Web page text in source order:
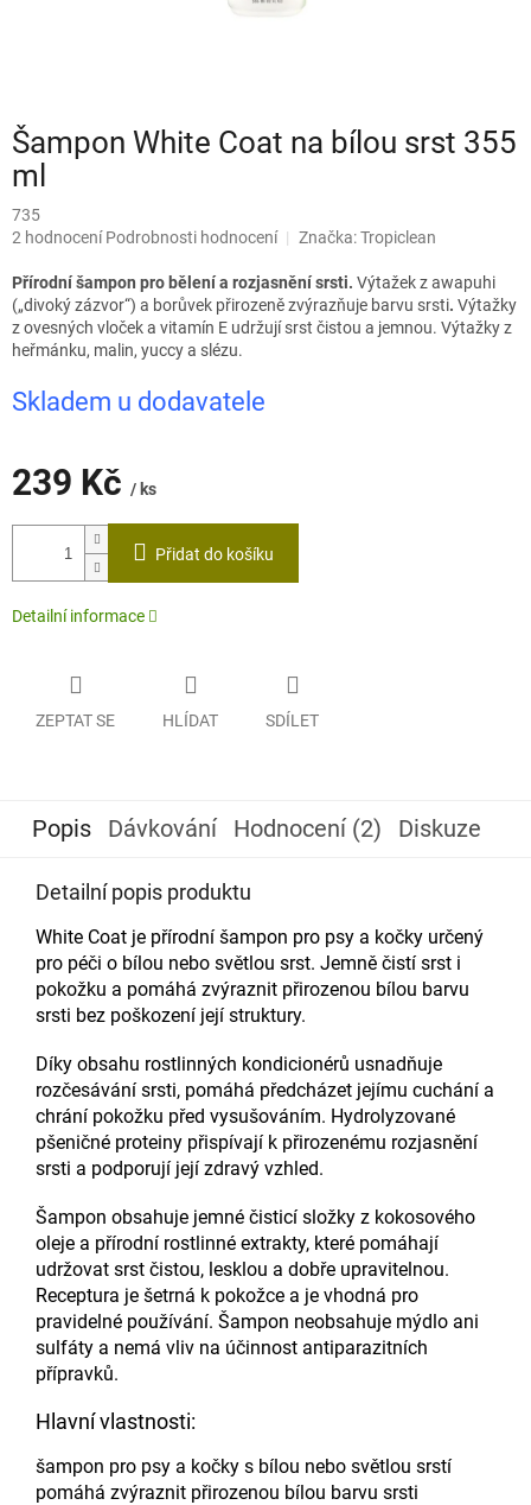
Šampon White Coat na bílou srst 355
ml
735
Průměrné
produktu
je
3,0
z
hvězdiček.
2 hodnocení Podrobnosti hodnocení Značka:Tropiclean
Přírodní šampon pro bělení a rozjasnění srsti. Výtažek z awapuhi
(„divoký zázvor“) a borůvek přirozeně zvýrazňuje barvu srsti. Výtažky
z ovesných vloček a vitamín E udržují srst čistou a jemnou. Výtažky z
heřmánku, malin, yuccy a slézu.
Skladem u dodavatele
239 Kč / ks
Měrná
Přidat do košíku
Detailní informace
ZEPTAT SE HLÍDAT SDÍLET
Popis Dávkování Hodnocení (2) Diskuze
Detailní popis produktu
White Coat je přírodní šampon pro psy a kočky určený
pro péči o bílou nebo světlou srst. Jemně čistí srst i
pokožku a pomáhá zvýraznit přirozenou bílou barvu
srsti bez poškození její struktury.
Díky obsahu rostlinných kondicionérů usnadňuje
rozčesávání srsti, pomáhá předcházet jejímu cuchání a
chrání pokožku před vysušováním. Hydrolyzované
pšeničné proteiny přispívají k přirozenému rozjasnění
srsti a podporují její zdravý vzhled.
Šampon obsahuje jemné čisticí složky z kokosového
oleje a přírodní rostlinné extrakty, které pomáhají
udržovat srst čistou, lesklou a dobře upravitelnou.
Receptura je šetrná k pokožce a je vhodná pro
pravidelné používání. Šampon neobsahuje mýdlo ani
sulfáty a nemá vliv na účinnost antiparazitních
přípravků.
Hlavní vlastnosti:
šampon pro psy a kočky s bílou nebo světlou srstí
pomáhá zvýraznit přirozenou bílou barvu srsti